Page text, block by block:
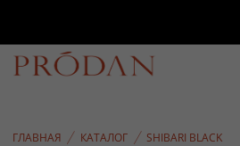
ГЛАВНАЯ КАТАЛОГ SHIBARI BLACK